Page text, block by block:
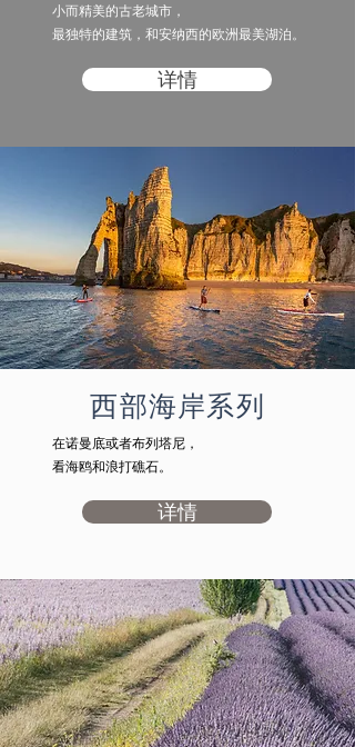
小而精美的古老城市，
​最独特的建筑，和安纳西的欧洲最美湖泊。
详情
西部海岸系列
在诺曼底或者布列塔尼，
看海鸥和浪打礁石。
详情